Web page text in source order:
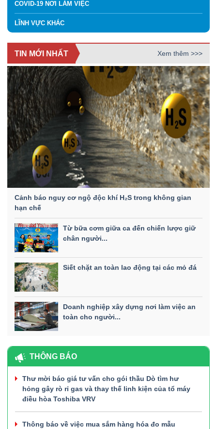
COVID-19 NƠI LÀM VIỆC
LĨNH VỰC KHÁC
TIN MỚI NHẤT Xem thêm >>>
Cảnh báo nguy cơ ngộ độc khí H₂S trong không gian
hạn chế
Từ bữa cơm giữa ca đến chiến lược giữ
chân người...
Siết chặt an toàn lao động tại các mỏ đá
Doanh nghiệp xây dựng nơi làm việc an
toàn cho người...
THÔNG BÁO
Thư mời báo giá tư vấn cho gói thầu Dò tìm hư
hỏng gây rò rỉ gas và thay thế linh kiện của tổ máy
điều hòa Toshiba VRV
Thông báo về việc mua sắm hàng hóa đo mẫu